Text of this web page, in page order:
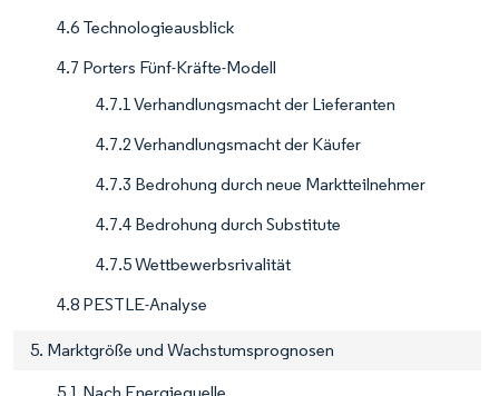
4.6 Technologieausblick
4.7 Porters Fünf-Kräfte-Modell
4.7.1 Verhandlungsmacht der Lieferanten
4.7.2 Verhandlungsmacht der Käufer
4.7.3 Bedrohung durch neue Marktteilnehmer
4.7.4 Bedrohung durch Substitute
4.7.5 Wettbewerbsrivalität
4.8 PESTLE-Analyse
5. Marktgröße und Wachstumsprognosen